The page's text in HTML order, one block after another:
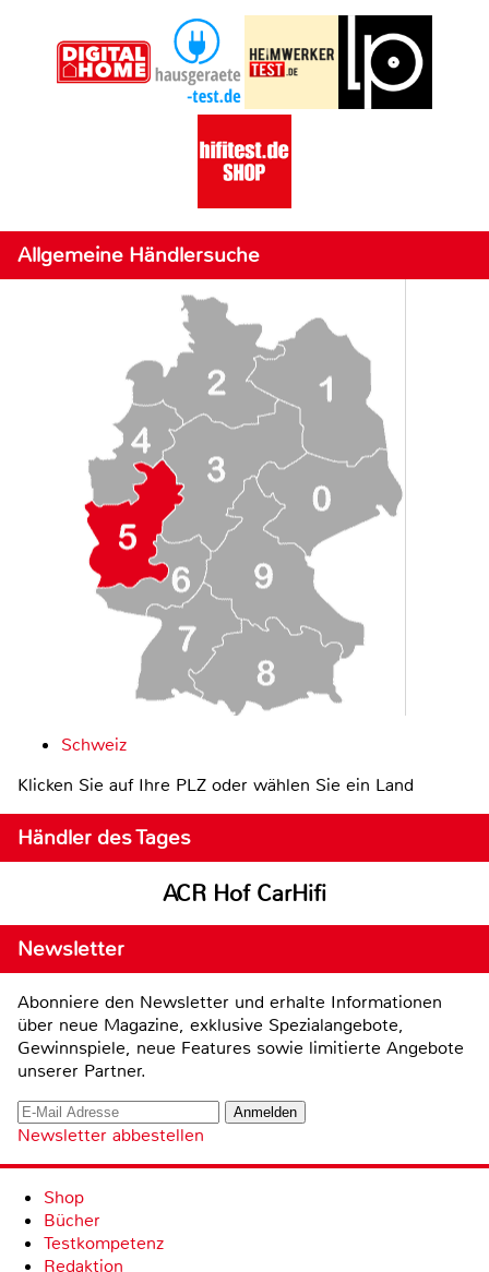
Allgemeine Händlersuche
Schweiz
Klicken Sie auf Ihre PLZ oder wählen Sie ein Land
Händler des Tages
ACR Hof CarHifi
Newsletter
Abonniere den Newsletter und erhalte Informationen
über neue Magazine, exklusive Spezialangebote,
Gewinnspiele, neue Features sowie limitierte Angebote
unserer Partner.
Newsletter abbestellen
Shop
Bücher
Testkompetenz
Redaktion